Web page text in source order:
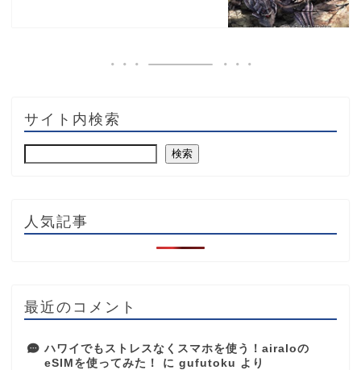
サイト内検索
検索
人気記事
最近のコメント
ハワイでもストレスなくスマホを使う！airaloの
eSIMを使ってみた！
に gufutoku より